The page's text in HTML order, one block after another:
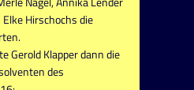
Hirschochs die
Gerold Klapper dann die
des